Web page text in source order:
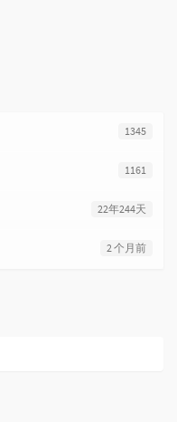
1345
1161
22年244天
2 个月前